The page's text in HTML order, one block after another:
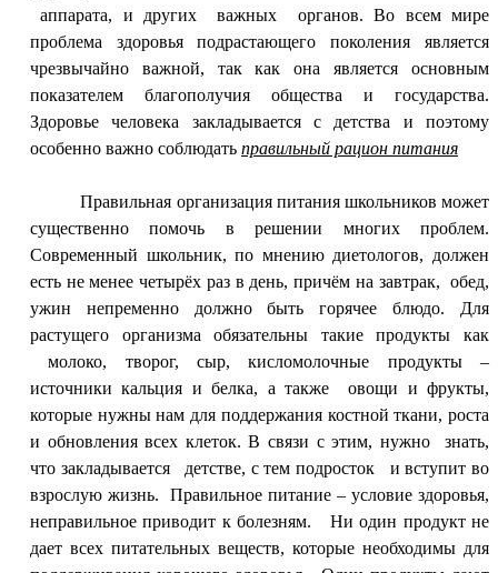
аппарата, и других важных органов. Во всем мире
проблема здоровья подрастающего поколения является
чрезвычайно важной, так как она является основным
показателем благополучия общества и государства.
Здоровье человека закладывается с детства и поэтому
особенно важно соблюдать правильный рацион питания
Правильная организация питания школьников может
существенно помочь в решении многих проблем.
Современный школьник, по мнению диетологов, должен
есть не менее четырёх раз в день, причём на завтрак, обед,
ужин непременно должно быть горячее блюдо. Для
растущего организма обязательны такие продукты как
молоко, творог, сыр, кисломолочные продукты –
источники кальция и белка, а также овощи и фрукты,
которые нужны нам для поддержания костной ткани, роста
и обновления всех клеток. В связи с этим, нужно знать,
что закладывается детстве, с тем подросток и вступит во
взрослую жизнь.
Правильное питание – условие здоровья,
неправильное приводит к болезням. Ни один продукт не
дает всех питательных веществ, которые необходимы для